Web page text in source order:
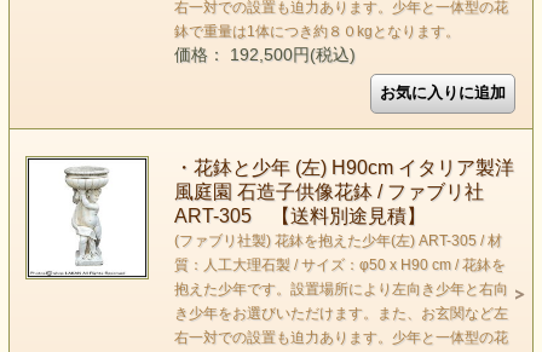
右一対での設置も迫力あります。少年と一体型の花
鉢で重量は1体につき約８０kgとなります。
価格： 192,500円(税込)
・花鉢と少年 (左) H90cm イタリア製洋
風庭園 石造子供像花鉢 / ファブリ社
ART-305 【送料別途見積】
(ファブリ社製) 花鉢を抱えた少年(左) ART-305 / 材
質：人工大理石製 / サイズ：φ50 x H90 cm / 花鉢を
抱えた少年です。設置場所により左向き少年と右向
き少年をお選びいただけます。また、お玄関など左
右一対での設置も迫力あります。少年と一体型の花